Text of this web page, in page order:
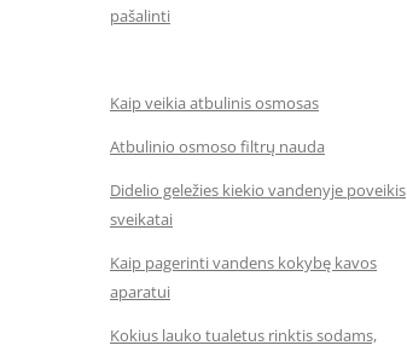
pašalinti
Kaip veikia atbulinis osmosas
Atbulinio osmoso filtrų nauda
Didelio geležies kiekio vandenyje poveikis
sveikatai
Kaip pagerinti vandens kokybę kavos
aparatui
Kokius lauko tualetus rinktis sodams,